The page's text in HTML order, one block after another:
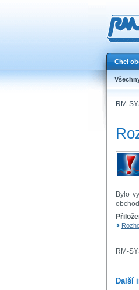
Chci
RM-
Bylo
RM-
Další